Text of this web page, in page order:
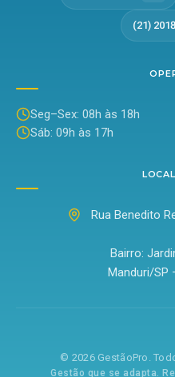
(21)
Seg–Sex: 08h às 18h
Sáb: 09h às 17h
Rua Benedito
Bairro:
Manduri/SP
© 2026GestãoPro.
Gestão que se adapta.